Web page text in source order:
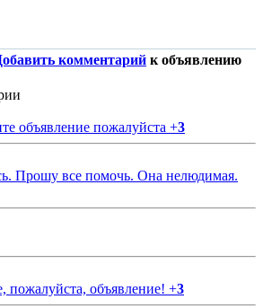
комментарий к объявлению
объявление пожалуйста +3
Прошу все помочь. Она нелюдимая.
пожалуйста, объявление! +3